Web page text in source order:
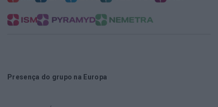
Presença do grupo na Europa